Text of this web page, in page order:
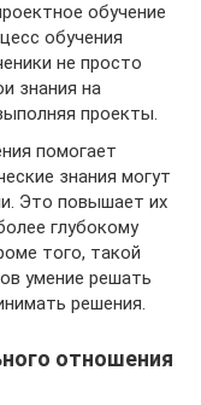
обучение
обучения
не просто
знания на
проекты.
помогает
знания могут
Это повышает их
глубокому
того, такой
умение решать
решения.
отношения